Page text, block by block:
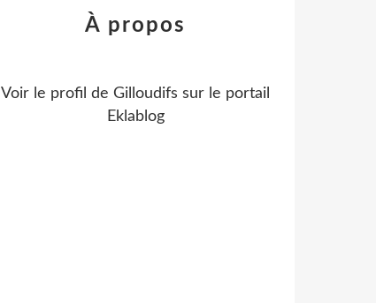
À propos
Voir le profil de Gilloudifs sur le portail
Eklablog